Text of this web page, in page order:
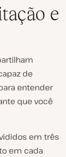
e
de
entender
que você
em três
em cada